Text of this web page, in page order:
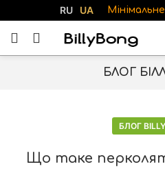
RU UA
БЛОГ
БЛОГ
Що таке